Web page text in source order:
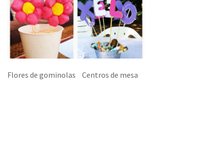
Flores de gominolas Centros de mesa